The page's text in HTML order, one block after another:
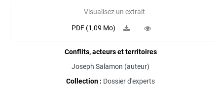
Visualisez un extrait
PDF (1,09 Mo)
Conflits, acteurs et territoires
Joseph Salamon (auteur)
Collection : Dossier d'experts